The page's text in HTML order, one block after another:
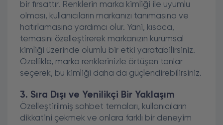
bir fırsattır. Renklerin marka kimliği ile uyumlu
olması, kullanıcıların markanızı tanımasına ve
hatırlamasına yardımcı olur. Yani, kısaca,
temasını özelleştirerek markanızın kurumsal
kimliği üzerinde olumlu bir etki yaratabilirsiniz.
Özellikle, marka renklerinizle örtüşen tonlar
seçerek, bu kimliği daha da güçlendirebilirsiniz.
3. Sıra Dışı ve Yenilikçi Bir Yaklaşım
Özelleştirilmiş sohbet temaları, kullanıcıların
dikkatini çekmek ve onlara farklı bir deneyim